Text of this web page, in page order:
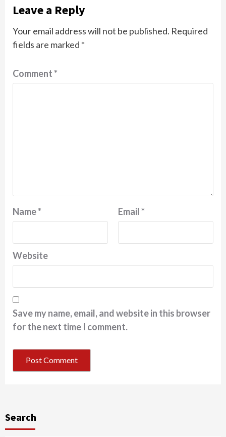
Leave a Reply
Your email address will not be published. Required
fields are marked *
Comment*
Name* Email*
Website
Save my name, email, and website in this browser
for the next time I comment.
Search